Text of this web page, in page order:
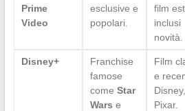
Prime
Video
esclusive e
popolari.
film
inclusi
novità.
Disney+
Franchise
famose
come Star
Wars e
Film
e
Disney,
Pixar.